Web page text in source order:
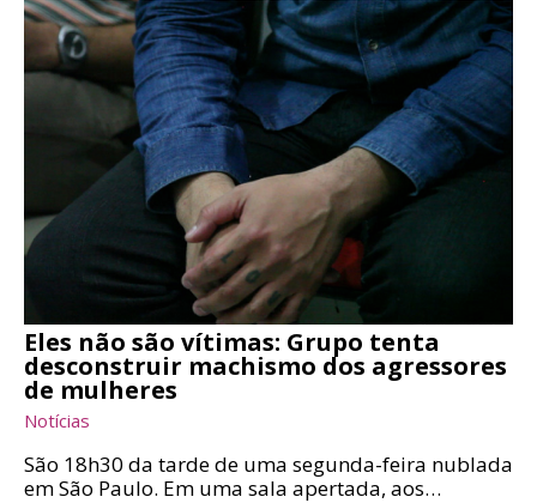
Eles não são vítimas: Grupo tenta
desconstruir machismo dos agressores
de mulheres
Notícias
São 18h30 da tarde de uma segunda-feira nublada
em São Paulo. Em uma sala apertada, aos…